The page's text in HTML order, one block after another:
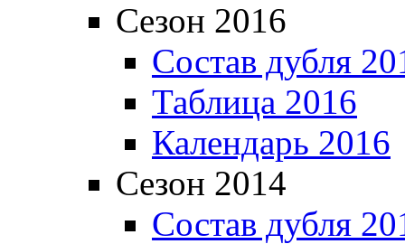
Сезон 2016
Состав дубля
Таблица 2016
Календарь 2016
Сезон 2014
Состав дубля